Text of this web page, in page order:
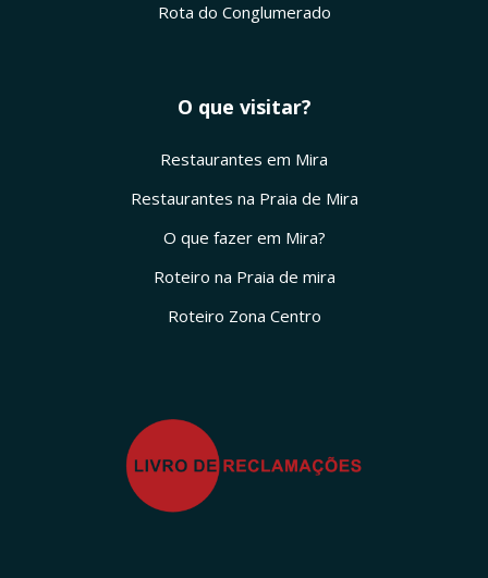
Rota do Conglumerado
O que visitar?
Restaurantes em Mira
Restaurantes na Praia de Mira
O que fazer em Mira?
Roteiro na Praia de mira
Roteiro Zona Centro